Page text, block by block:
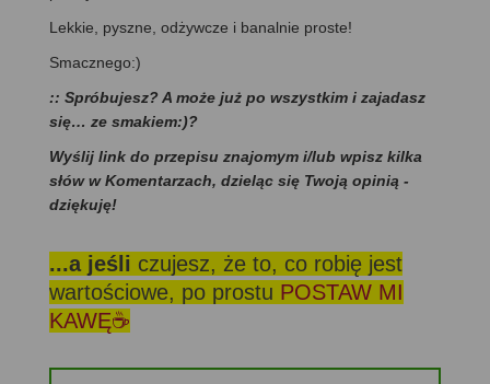
Lekkie, pyszne, odżywcze i banalnie proste!
Smacznego:)
:: Spróbujesz? A może już po wszystkim i zajadasz
się… ze smakiem:)?
Wyślij link do przepisu znajomym i/lub wpisz kilka
słów w Komentarzach, dzieląc się Twoją opinią -
dziękuję!
...a jeśli czujesz, że to, co robię jest
wartościowe, po prostu POSTAW MI
KAWĘ☕